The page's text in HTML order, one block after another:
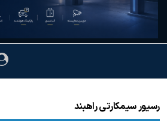
رسیور سیمکارتی راهبند